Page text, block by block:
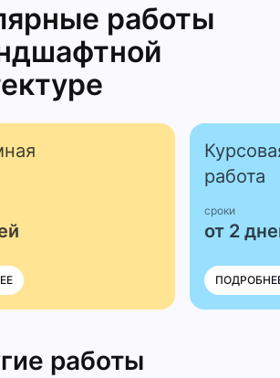
работы
работа
сроки
от 2
работы